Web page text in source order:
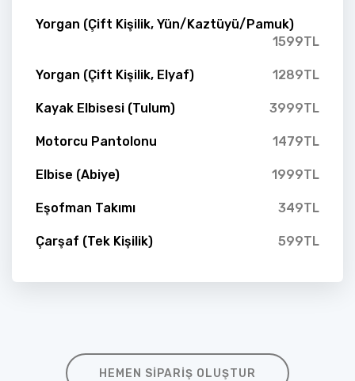
Yorgan (Çift Kişilik, Yün/Kaztüyü/Pamuk)
1599TL
Yorgan (Çift Kişilik, Elyaf) 1289TL
Kayak Elbisesi (Tulum) 3999TL
Motorcu Pantolonu 1479TL
Elbise (Abiye) 1999TL
Eşofman Takımı 349TL
Çarşaf (Tek Kişilik) 599TL
HEMEN SIPARIŞ OLUŞTUR